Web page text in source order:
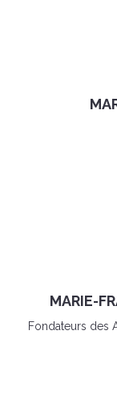
MARIE-
Fondateurs des